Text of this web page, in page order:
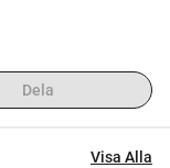
man var stolt
Oavsett om han
en sång,
Dela
Visa Alla